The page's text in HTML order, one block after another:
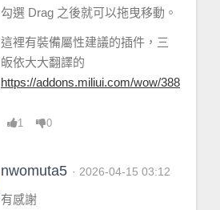
勾選 Drag 之後就可以拖曳移動。
這裡有裝備屬性建議的插件，三
皈依大大翻譯的
https://addons.miliui.com/wow/388
1 0
nwomuta5 · 2026-04-15 03:12
有感謝